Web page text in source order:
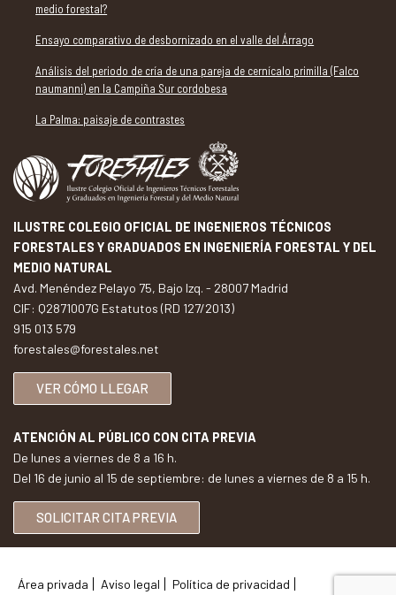
medio forestal?
Ensayo comparativo de desbornizado en el valle del Árrago
Análisis del periodo de cría de una pareja de cernícalo primilla (Falco
naumanni) en la Campiña Sur cordobesa
La Palma: paisaje de contrastes
ILUSTRE COLEGIO OFICIAL DE INGENIEROS TÉCNICOS
FORESTALES Y GRADUADOS EN INGENIERÍA FORESTAL Y DEL
MEDIO NATURAL
Avd. Menéndez Pelayo 75, Bajo Izq. - 28007 Madrid
CIF: Q2871007G Estatutos (RD 127/2013)
915 013 579
forestales@forestales.net
VER CÓMO LLEGAR
ATENCIÓN AL PÚBLICO CON CITA PREVIA
De lunes a viernes de 8 a 16 h.
Del 16 de junio al 15 de septiembre: de lunes a viernes de 8 a 15 h.
SOLICITAR CITA PREVIA
Área privada Aviso legal Política de privacidad